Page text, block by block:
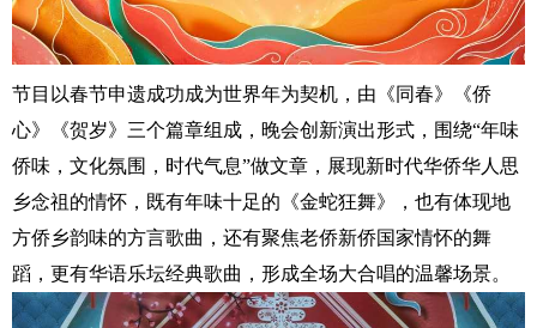
节目以春节申遗成功成为世界年为契机，由《同春》《侨
心》《贺岁》三个篇章组成，晚会创新演出形式，围绕“年味
侨味，文化氛围，时代气息”做文章，展现新时代华侨华人思
乡念祖的情怀，既有年味十足的《金蛇狂舞》，也有体现地
方侨乡韵味的方言歌曲，还有聚焦老侨新侨国家情怀的舞
蹈，更有华语乐坛经典歌曲，形成全场大合唱的温馨场景。